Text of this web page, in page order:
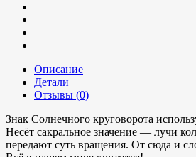
Описание
Детали
Отзывы (0)
Знак Солнечного круговорота
Несёт сакральное значение — лучи
передают суть вращения. От сюда и